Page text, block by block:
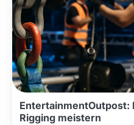
Rigging meistern